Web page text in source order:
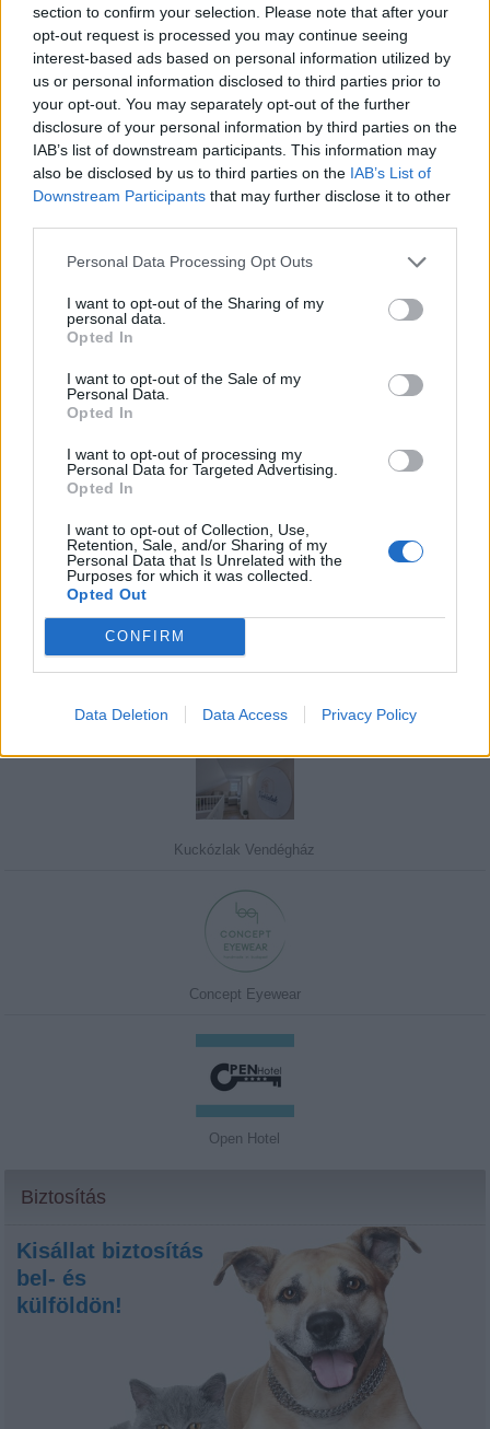
section to confirm your selection. Please note that after your
opt-out request is processed you may continue seeing
interest-based ads based on personal information utilized by
us or personal information disclosed to third parties prior to
your opt-out. You may separately opt-out of the further
disclosure of your personal information by third parties on the
IAB’s list of downstream participants. This information may
also be disclosed by us to third parties on the IAB’s List of
Downstream Participants that may further disclose it to other
Personal Data Processing Opt Outs
I want to opt-out of the Sharing of my
personal data.
Opted In
I want to opt-out of the Sale of my
Personal Data.
Opted In
I want to opt-out of processing my
Personal Data for Targeted Advertising.
Opted In
I want to opt-out of Collection, Use,
Retention, Sale, and/or Sharing of my
Personal Data that Is Unrelated with the
Purposes for which it was collected.
Opted Out
CONFIRM
Data Deletion Data Access Privacy Policy
Minősítés
Hogyan lehet minősített
kutyabarát helyed?
Megismerem
Javasolj egy kutyabarát helyet!
Kuckózlak Vendégház
Concept Eyewear
Open Hotel
Biztosítás
Kisállat biztosítás
bel- és
külföldön!